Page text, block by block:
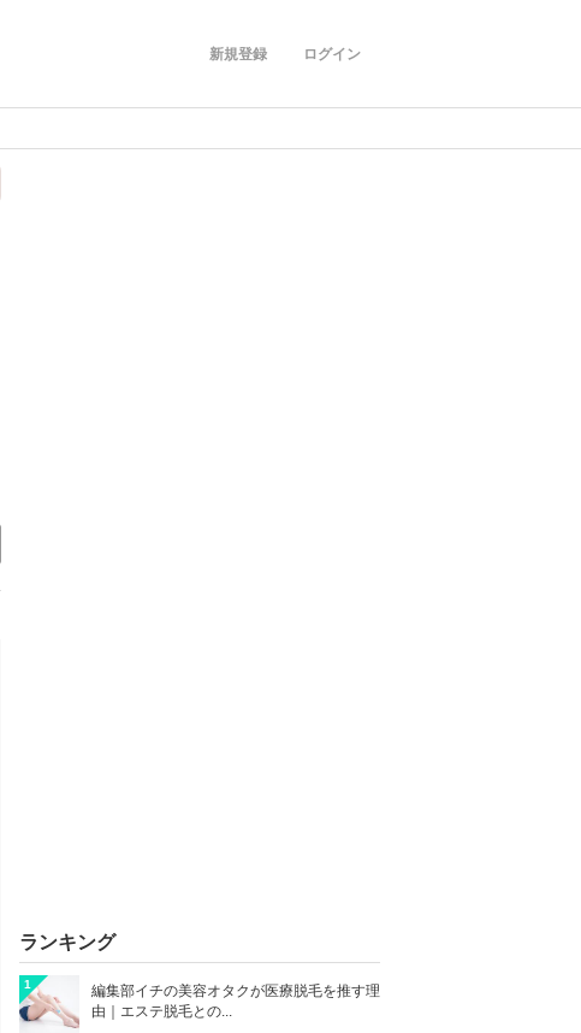
ログイン
新規登録
ランキング
1
編集部イチの美容オタクが医療脱毛を推す理
由｜エステ脱毛との...